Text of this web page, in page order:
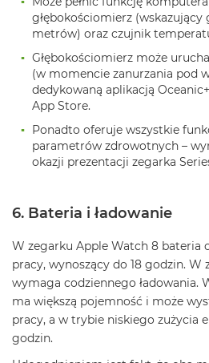
o
k
i
r
1
5
W
e
d
k
l
o
r
u
M
głębokościomierz (wskazujący
metrów) oraz czujnik
Głębokościomierz może
(w momencie zanurzania pod
dedykowaną aplikacją
App Store.
Ponadto oferuje wszystkie
parametrów zdrowotnych –
okazji prezentacji zegarka
6. Bateria i ładowanie
W zegarku Apple Watch 8 bateria
pracy, wynoszący do 18 godzin. W
wymaga codziennego ładowania.
ma większą pojemność i może
pracy, a w trybie niskiego zużycia
godzin.